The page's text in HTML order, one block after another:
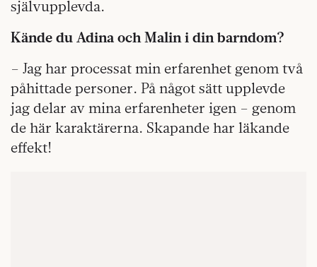
självupplevda.
Kände du Adina och Malin i din barndom?
– Jag har processat min erfarenhet genom två
påhittade personer. På något sätt upplevde
jag delar av mina erfarenheter igen – genom
de här karaktärerna. Skapande har läkande
effekt!